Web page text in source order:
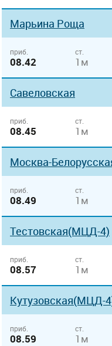
Марьина Роща
приб.
08.42
ст.
1м
Савеловская
приб.
08.45
ст.
1м
Москва-
приб.
08.49
ст.
1м
Тестовская(МЦД-4)
приб.
08.57
ст.
1м
Кутузовская(МЦД-
приб.
08.59
ст.
1м